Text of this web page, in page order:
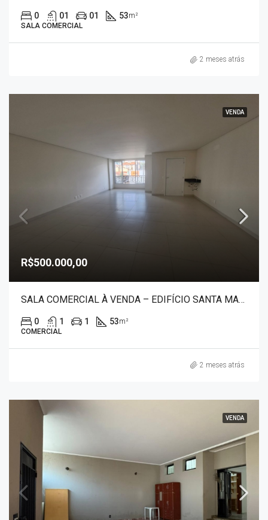
0 01 01 53m²
SALA COMERCIAL
2 meses atrás
VENDA
R$500.000,00
SALA COMERCIAL À VENDA – EDIFÍCIO SANTA MARIA 30040
0 1 1 53m²
COMERCIAL
2 meses atrás
VENDA